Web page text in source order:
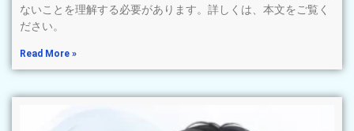
ないことを理解する必要があります。詳しくは、本文をご覧く
ださい。
Read More »